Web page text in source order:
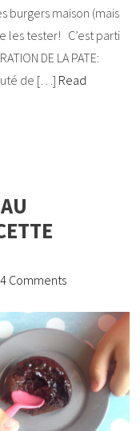
burgers maison (mais
les tester! C’est parti
DE LA PATE:
de […] Read
Comments